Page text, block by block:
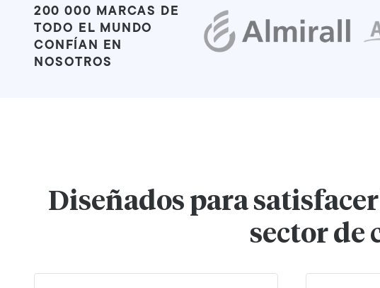
200 000 MARCAS DE
TODO EL MUNDO
CONFÍAN EN
NOSOTROS
Diseñados para
sector de